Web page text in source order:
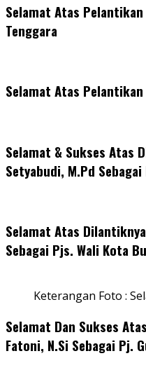
Selamat Atas
Tenggara
Selamat Atas
Selamat & Sukses Atas
Setyabudi, M.Pd
Selamat Atas
Sebagai Pjs. Wali Kota
Keterangan Foto :
Selamat Dan Sukses
Fatoni, N.Si Sebagai Pj.